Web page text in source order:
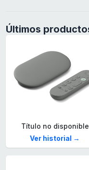
Últimos
Título no disponible
Ver historial →